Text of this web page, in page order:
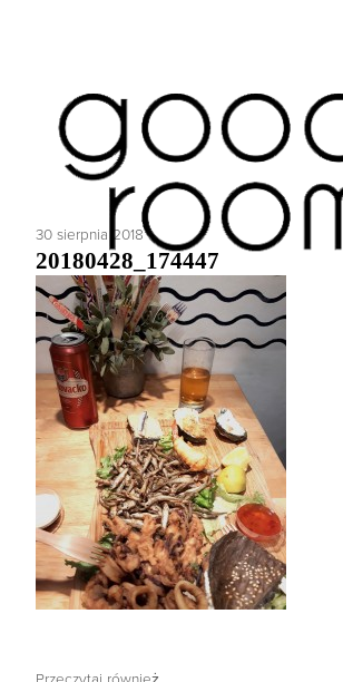
30 sierpnia 2018
20180428_174447